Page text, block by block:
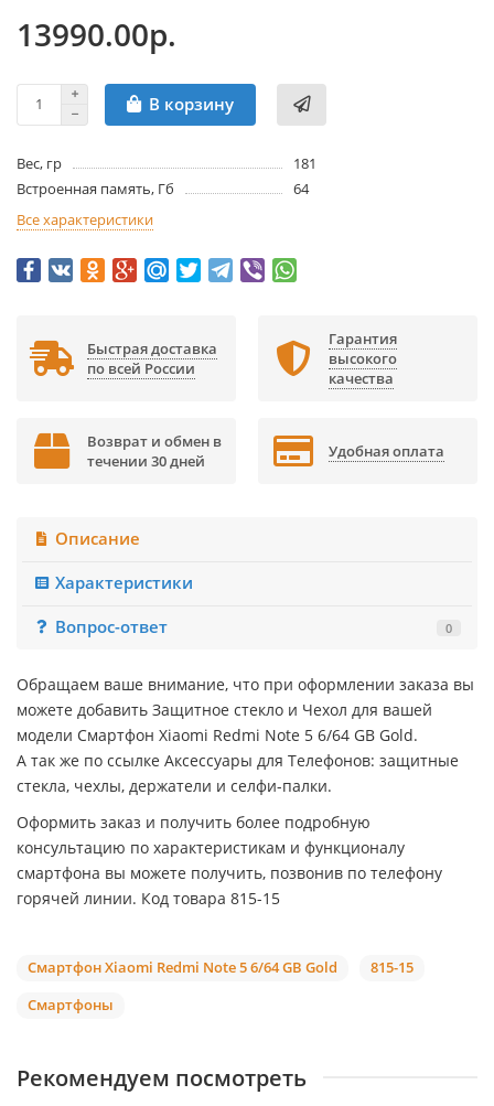
13990.00р.
В корзину
Вес, гр
181
Встроенная память, Гб
64
Все характеристики
Быстрая доставка
по всей России
Гарантия
высокого
качества
Возврат и обмен в
течении 30 дней
Удобная оплата
Описание
Характеристики
Вопрос-ответ
0
Обращаем ваше внимание, что при оформлении заказа вы
можете добавить Защитное стекло и Чехол для вашей
модели Смартфон Xiaomi Redmi Note 5 6/64 GB Gold.
А так же по ссылке Аксессуары для Телефонов: защитные
стекла, чехлы, держатели и селфи-палки.
Оформить заказ и получить более подробную
консультацию по характеристикам и функционалу
смартфона вы можете получить, позвонив по телефону
горячей линии. Код товара 815-15
Смартфон Xiaomi Redmi Note 5 6/64 GB Gold
815-15
Смартфоны
Рекомендуем посмотреть